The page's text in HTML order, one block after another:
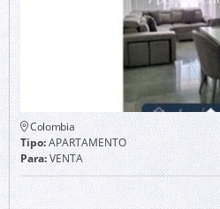
Colombia
Tipo:APARTAMENTO
Para:VENTA